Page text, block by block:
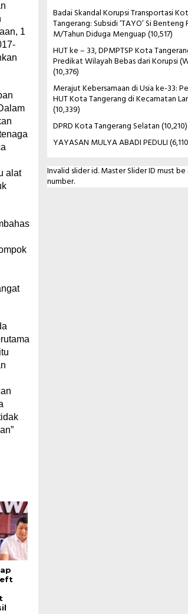
1
alat
Badai Skandal Korupsi Transportasi
Tangerang: Subsidi ‘TAYO’ Si Benteng
M/Tahun Diduga Menguap(10,517)
HUT ke – 33, DPMPTSP Kota
Predikat Wilayah Bebas dari Korupsi
(10,376)
Merajut Kebersamaan di Usia ke-33:
HUT Kota Tangerang di Kecamatan
(10,339)
DPRD Kota Tangerang Selatan(10,210)
YAYASAN MULYA ABADI PEDULI
Invalid slider id. Master Slider ID must be
number.